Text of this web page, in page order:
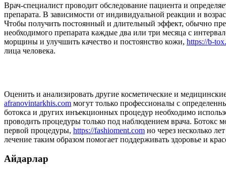
Врач-специалист проводит обследование пациента и
препарата. В зависимости от индивидуальной реакции и
Чтобы получить постоянный и длительный эффект, обычно
необходимого препарата каждые два или три месяца с
морщины и улучшить качество и постоянство кожи, https://b-
лица человека.
Оценить и анализировать другие косметические и
afranovintarkhis.com могут только профессионалы с
ботокса и других инъекционных процедур необходимо
проводить процедуры только под наблюдением врача. Ботокс
первой процедуры, https://fashioment.com но через несколько
лечение таким образом помогает поддерживать здоровье и
Айдарлар